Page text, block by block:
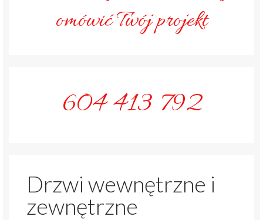
omówić Twój projekt
604 413 792
Drzwi wewnętrzne i
zewnętrzne